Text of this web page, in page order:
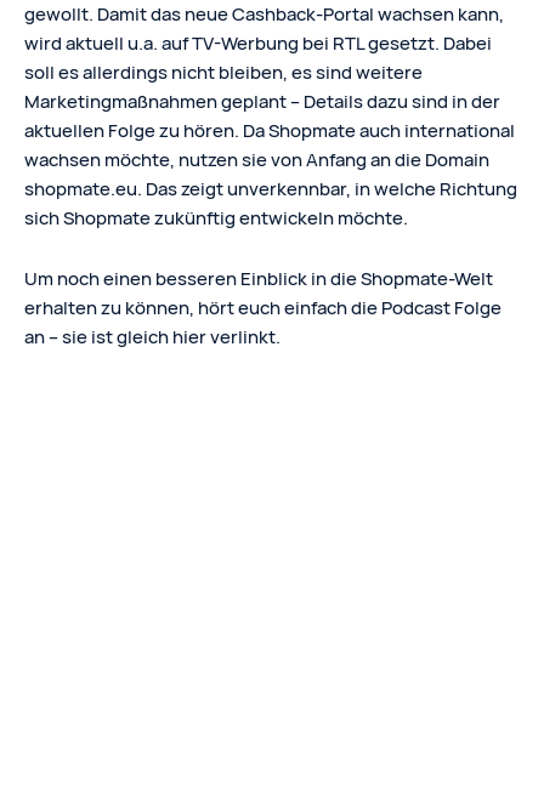
gewollt. Damit das neue Cashback-Portal wachsen kann,
wird aktuell u.a. auf TV-Werbung bei RTL gesetzt. Dabei
soll es allerdings nicht bleiben, es sind weitere
Marketingmaßnahmen geplant – Details dazu sind in der
aktuellen Folge zu hören. Da Shopmate auch international
wachsen möchte, nutzen sie von Anfang an die Domain
shopmate.eu. Das zeigt unverkennbar, in welche Richtung
sich Shopmate zukünftig entwickeln möchte.
Um noch einen besseren Einblick in die Shopmate-Welt
erhalten zu können, hört euch einfach die Podcast Folge
an – sie ist gleich hier verlinkt.